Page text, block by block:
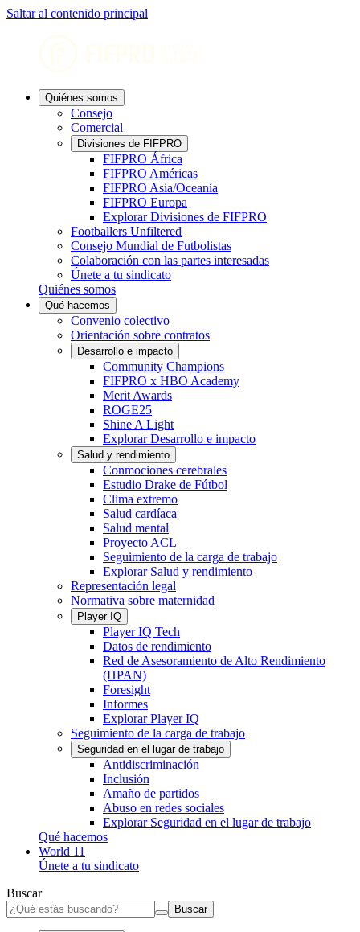
Saltar al contenido principal
Quiénes somos
Consejo
Comercial
Divisiones de FIFPRO
FIFPRO África
FIFPRO Américas
FIFPRO Asia/Oceanía
FIFPRO Europa
Explorar Divisiones de FIFPRO
Footballers Unfiltered
Consejo Mundial de Futbolistas
Colaboración con las partes interesadas
Únete a tu sindicato
Quiénes somos
Qué hacemos
Convenio colectivo
Orientación sobre contratos
Desarrollo e impacto
Community Champions
FIFPRO x HBO Academy
Merit Awards
ROGE25
Shine A Light
Explorar Desarrollo e impacto
Salud y rendimiento
Conmociones cerebrales
Estudio Drake de Fútbol
Clima extremo
Salud cardíaca
Salud mental
Proyecto ACL
Seguimiento de la carga de trabajo
Explorar Salud y rendimiento
Representación legal
Normativa sobre maternidad
Player IQ
Player IQ Tech
Datos de rendimiento
Red de Asesoramiento de Alto Rendimiento
(HPAN)
Foresight
Informes
Explorar Player IQ
Seguimiento de la carga de trabajo
Seguridad en el lugar de trabajo
Antidiscriminación
Inclusión
Amaño de partidos
Abuso en redes sociales
Explorar Seguridad en el lugar de trabajo
Qué hacemos
World 11
Únete a tu sindicato
Buscar
Buscar